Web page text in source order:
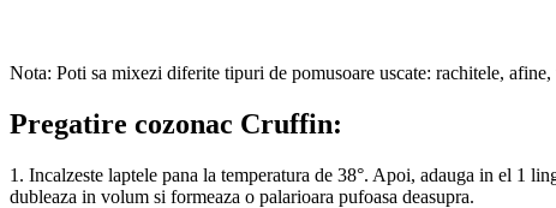
Nota: Poti sa mixezi diferite tipuri de pomusoare uscate: rachitele,
Pregatire cozonac Cruffin:
1. Incalzeste laptele pana la temperatura de 38°. Apoi, adauga in el 1
dubleaza in volum si formeaza o palarioara pufoasa deasupra.